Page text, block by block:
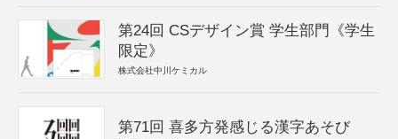
第24回 CSデザイン賞 学生部門《学生
限定》
株式会社中川ケミカル
第71回 喜多方発感じる漢字あそび